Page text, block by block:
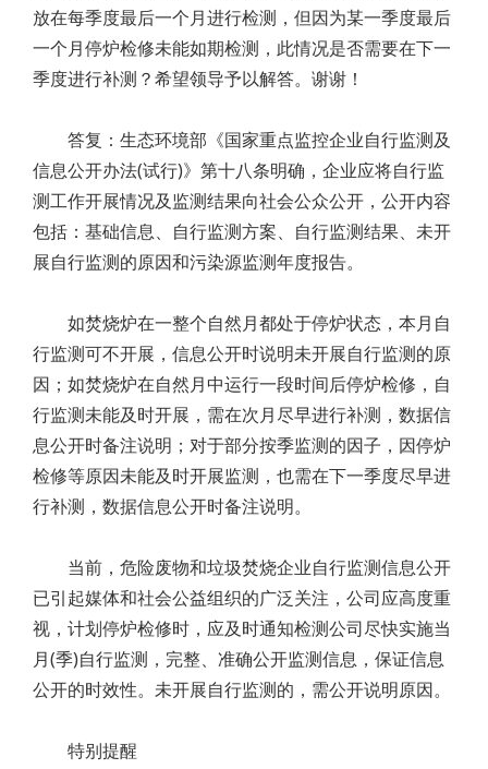
放在每季度最后一个月进行检测，但因为某一季度最后
一个月停炉检修未能如期检测，此情况是否需要在下一
季度进行补测？希望领导予以解答。谢谢！
答复：生态环境部《国家重点监控企业自行监测及
信息公开办法(试行)》第十八条明确，企业应将自行监
测工作开展情况及监测结果向社会公众公开，公开内容
包括：基础信息、自行监测方案、自行监测结果、未开
展自行监测的原因和污染源监测年度报告。
如焚烧炉在一整个自然月都处于停炉状态，本月自
行监测可不开展，信息公开时说明未开展自行监测的原
因；如焚烧炉在自然月中运行一段时间后停炉检修，自
行监测未能及时开展，需在次月尽早进行补测，数据信
息公开时备注说明；对于部分按季监测的因子，因停炉
检修等原因未能及时开展监测，也需在下一季度尽早进
行补测，数据信息公开时备注说明。
当前，危险废物和垃圾焚烧企业自行监测信息公开
已引起媒体和社会公益组织的广泛关注，公司应高度重
视，计划停炉检修时，应及时通知检测公司尽快实施当
月(季)自行监测，完整、准确公开监测信息，保证信息
公开的时效性。未开展自行监测的，需公开说明原因。
特别提醒